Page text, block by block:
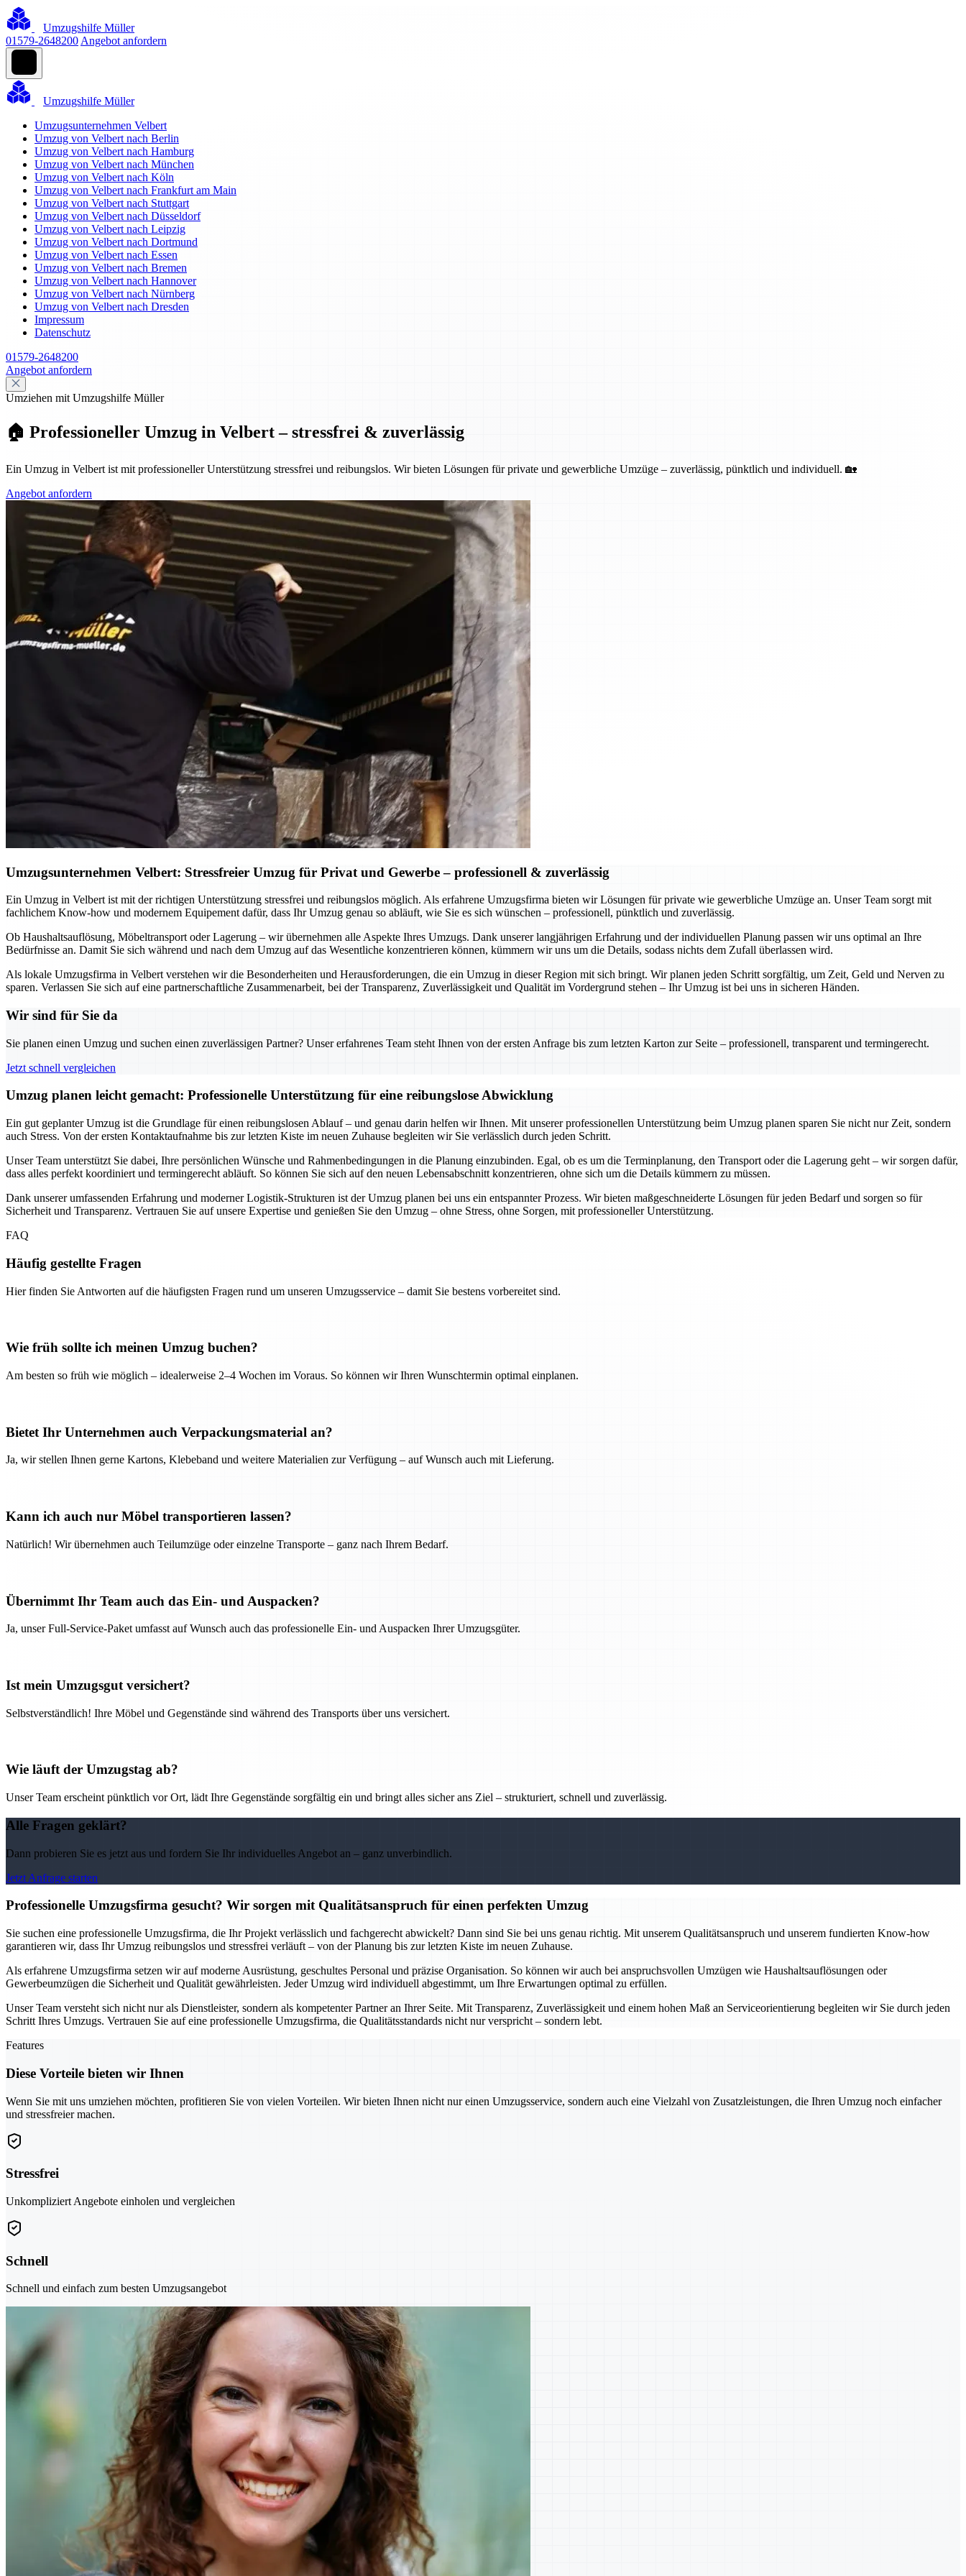
Umzugshilfe Müller
01579-2648200 Angebot anfordern
Umzugshilfe Müller
Umzugsunternehmen Velbert
Umzug von Velbert nach Berlin
Umzug von Velbert nach Hamburg
Umzug von Velbert nach München
Umzug von Velbert nach Köln
Umzug von Velbert nach Frankfurt am Main
Umzug von Velbert nach Stuttgart
Umzug von Velbert nach Düsseldorf
Umzug von Velbert nach Leipzig
Umzug von Velbert nach Dortmund
Umzug von Velbert nach Essen
Umzug von Velbert nach Bremen
Umzug von Velbert nach Hannover
Umzug von Velbert nach Nürnberg
Umzug von Velbert nach Dresden
Impressum
Datenschutz
01579-2648200
Angebot anfordern
Umziehen mit Umzugshilfe Müller
🏠 Professioneller Umzug in Velbert – stressfrei & zuverlässig
Ein Umzug in Velbert ist mit professioneller Unterstützung stressfrei und reibungslos. Wir bieten Lösungen für private und gewerbliche Umzüge – zuverlässig, pünktlich und individuell. 🏡
Angebot anfordern
Umzugsunternehmen Velbert: Stressfreier Umzug für Privat und Gewerbe – professionell & zuverlässig
Ein Umzug in Velbert ist mit der richtigen Unterstützung stressfrei und reibungslos möglich. Als erfahrene Umzugsfirma bieten wir Lösungen für private wie gewerbliche Umzüge an. Unser Team sorgt mit
fachlichem Know-how und modernem Equipement dafür, dass Ihr Umzug genau so abläuft, wie Sie es sich wünschen – professionell, pünktlich und zuverlässig.
Ob Haushaltsauflösung, Möbeltransport oder Lagerung – wir übernehmen alle Aspekte Ihres Umzugs. Dank unserer langjährigen Erfahrung und der individuellen Planung passen wir uns optimal an Ihre
Bedürfnisse an. Damit Sie sich während und nach dem Umzug auf das Wesentliche konzentrieren können, kümmern wir uns um die Details, sodass nichts dem Zufall überlassen wird.
Als lokale Umzugsfirma in Velbert verstehen wir die Besonderheiten und Herausforderungen, die ein Umzug in dieser Region mit sich bringt. Wir planen jeden Schritt sorgfältig, um Zeit, Geld und Nerven zu
sparen. Verlassen Sie sich auf eine partnerschaftliche Zusammenarbeit, bei der Transparenz, Zuverlässigkeit und Qualität im Vordergrund stehen – Ihr Umzug ist bei uns in sicheren Händen.
Wir sind für Sie da
Sie planen einen Umzug und suchen einen zuverlässigen Partner? Unser erfahrenes Team steht Ihnen von der ersten Anfrage bis zum letzten Karton zur Seite – professionell, transparent und termingerecht.
Jetzt schnell vergleichen
Umzug planen leicht gemacht: Professionelle Unterstützung für eine reibungslose Abwicklung
Ein gut geplanter Umzug ist die Grundlage für einen reibungslosen Ablauf – und genau darin helfen wir Ihnen. Mit unserer professionellen Unterstützung beim Umzug planen sparen Sie nicht nur Zeit, sondern
auch Stress. Von der ersten Kontaktaufnahme bis zur letzten Kiste im neuen Zuhause begleiten wir Sie verlässlich durch jeden Schritt.
Unser Team unterstützt Sie dabei, Ihre persönlichen Wünsche und Rahmenbedingungen in die Planung einzubinden. Egal, ob es um die Terminplanung, den Transport oder die Lagerung geht – wir sorgen dafür,
dass alles perfekt koordiniert und termingerecht abläuft. So können Sie sich auf den neuen Lebensabschnitt konzentrieren, ohne sich um die Details kümmern zu müssen.
Dank unserer umfassenden Erfahrung und moderner Logistik-Strukturen ist der Umzug planen bei uns ein entspannter Prozess. Wir bieten maßgeschneiderte Lösungen für jeden Bedarf und sorgen so für
Sicherheit und Transparenz. Vertrauen Sie auf unsere Expertise und genießen Sie den Umzug – ohne Stress, ohne Sorgen, mit professioneller Unterstützung.
FAQ
Häufig gestellte Fragen
Hier finden Sie Antworten auf die häufigsten Fragen rund um unseren Umzugsservice – damit Sie bestens vorbereitet sind.
Wie früh sollte ich meinen Umzug buchen?
Am besten so früh wie möglich – idealerweise 2–4 Wochen im Voraus. So können wir Ihren Wunschtermin optimal einplanen.
Bietet Ihr Unternehmen auch Verpackungsmaterial an?
Ja, wir stellen Ihnen gerne Kartons, Klebeband und weitere Materialien zur Verfügung – auf Wunsch auch mit Lieferung.
Kann ich auch nur Möbel transportieren lassen?
Natürlich! Wir übernehmen auch Teilumzüge oder einzelne Transporte – ganz nach Ihrem Bedarf.
Übernimmt Ihr Team auch das Ein- und Auspacken?
Ja, unser Full-Service-Paket umfasst auf Wunsch auch das professionelle Ein- und Auspacken Ihrer Umzugsgüter.
Ist mein Umzugsgut versichert?
Selbstverständlich! Ihre Möbel und Gegenstände sind während des Transports über uns versichert.
Wie läuft der Umzugstag ab?
Unser Team erscheint pünktlich vor Ort, lädt Ihre Gegenstände sorgfältig ein und bringt alles sicher ans Ziel – strukturiert, schnell und zuverlässig.
Alle Fragen geklärt?
Dann probieren Sie es jetzt aus und fordern Sie Ihr individuelles Angebot an – ganz unverbindlich.
Jetzt Anfrage starten
Professionelle Umzugsfirma gesucht? Wir sorgen mit Qualitätsanspruch für einen perfekten Umzug
Sie suchen eine professionelle Umzugsfirma, die Ihr Projekt verlässlich und fachgerecht abwickelt? Dann sind Sie bei uns genau richtig. Mit unserem Qualitätsanspruch und unserem fundierten Know-how
garantieren wir, dass Ihr Umzug reibungslos und stressfrei verläuft – von der Planung bis zur letzten Kiste im neuen Zuhause.
Als erfahrene Umzugsfirma setzen wir auf moderne Ausrüstung, geschultes Personal und präzise Organisation. So können wir auch bei anspruchsvollen Umzügen wie Haushaltsauflösungen oder
Gewerbeumzügen die Sicherheit und Qualität gewährleisten. Jeder Umzug wird individuell abgestimmt, um Ihre Erwartungen optimal zu erfüllen.
Unser Team versteht sich nicht nur als Dienstleister, sondern als kompetenter Partner an Ihrer Seite. Mit Transparenz, Zuverlässigkeit und einem hohen Maß an Serviceorientierung begleiten wir Sie durch jeden
Schritt Ihres Umzugs. Vertrauen Sie auf eine professionelle Umzugsfirma, die Qualitätsstandards nicht nur verspricht – sondern lebt.
Features
Diese Vorteile bieten wir Ihnen
Wenn Sie mit uns umziehen möchten, profitieren Sie von vielen Vorteilen. Wir bieten Ihnen nicht nur einen Umzugsservice, sondern auch eine Vielzahl von Zusatzleistungen, die Ihren Umzug noch einfacher
und stressfreier machen.
Stressfrei
Unkompliziert Angebote einholen und vergleichen
Schnell
Schnell und einfach zum besten Umzugsangebot